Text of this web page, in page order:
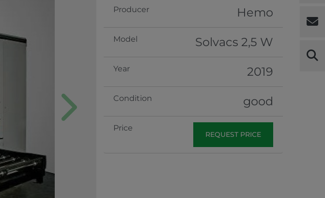
Next
Producer Hemo
Model Solvacs 2,5 W
Year 2019
Condition good
Price
REQUEST PRICE